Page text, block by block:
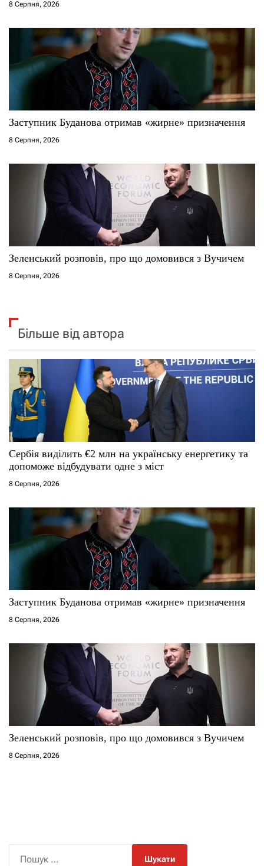
в
8 Серпня, 2026
Заступник Буданова отримав «жирне» призначення
8 Серпня, 2026
Зеленський розповів, про що домовився з Вучичем
8 Серпня, 2026
Більше від автора
Сербія виділить €2 млн на українську енергетику та
допоможе відбудувати одне з міст
8 Серпня, 2026
Заступник Буданова отримав «жирне» призначення
8 Серпня, 2026
Зеленський розповів, про що домовився з Вучичем
8 Серпня, 2026